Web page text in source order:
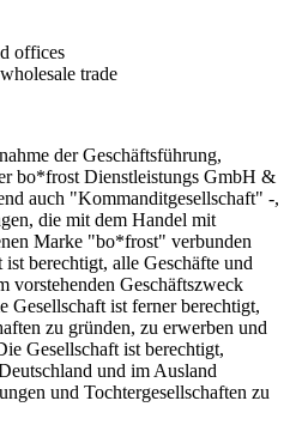
offices
trade
der Geschäftsführung,
bo*frost Dienstleistungs GmbH &
auch "Kommanditgesellschaft" -,
die mit dem Handel mit
Marke "bo*frost" verbunden
berechtigt, alle Geschäfte und
vorstehenden Geschäftszweck
ist ferner berechtigt,
zu gründen, zu erwerben und
Gesellschaft ist berechtigt,
und im Ausland
und Tochtergesellschaften zu